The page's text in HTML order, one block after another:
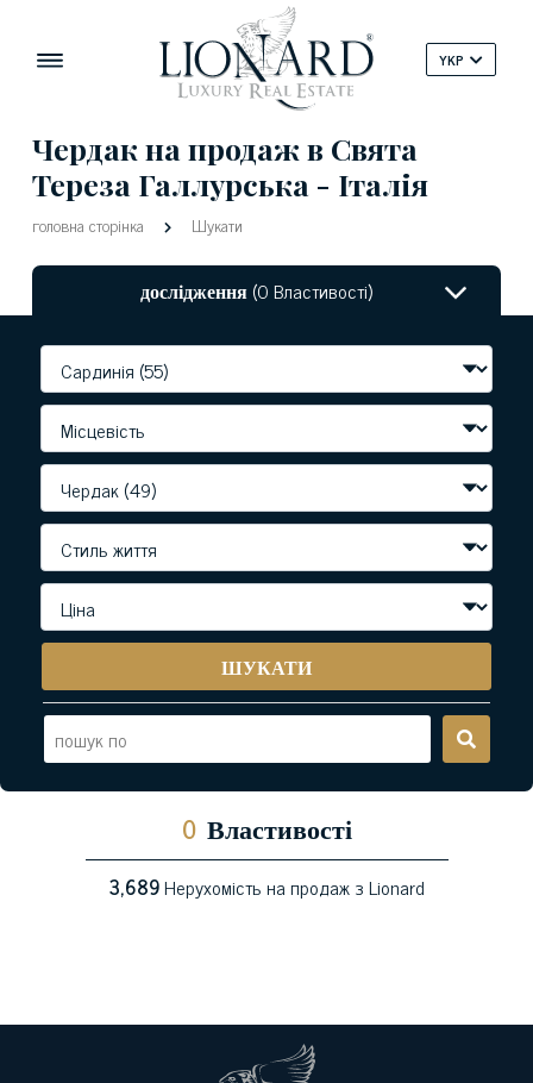
YKP
Чердак на продаж в Свята
Тереза ​​Галлурська - Італія
головна сторінка Шукати
дослідження(0 Властивості)
ШУКАТИ
0 Властивості
3,689Нерухомість на продаж з Lionard